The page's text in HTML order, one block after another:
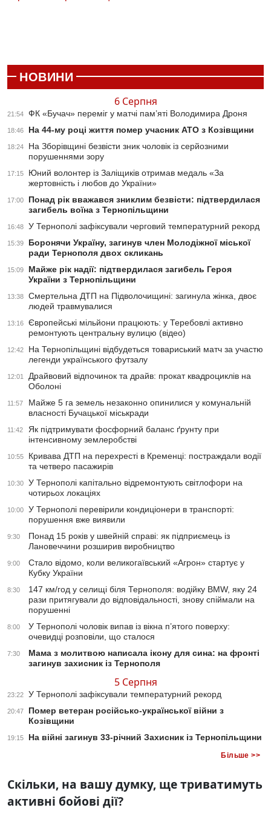
НОВИНИ
6 Серпня
21:54 ФК «Бучач» переміг у матчі пам’яті Володимира Дроня
18:46 На 44-му році життя помер учасник АТО з Козівщини
18:24
На Зборівщині безвісти зник чоловік із серйозними
порушеннями зору
17:15
Юний волонтер із Заліщиків отримав медаль «За
жертовність і любов до України»
17:00
Понад рік вважався зниклим безвісти: підтвердилася
загибель воїна з Тернопільщини
16:48 У Тернополі зафіксували черговий температурний рекорд
15:39
Боронячи Україну, загинув член Молодіжної міської
ради Тернополя двох скликань
15:09
Майже рік надії: підтвердилася загибель Героя
України з Тернопільщини
13:38
Смертельна ДТП на Підволочищині: загинула жінка, двоє
людей травмувалися
13:16
Європейські мільйони працюють: у Теребовлі активно
ремонтують центральну вулицю (відео)
12:42
На Тернопільщині відбудеться товариський матч за участю
легенди українського футзалу
12:01
Драйвовий відпочинок та драйв: прокат квадроциклів на
Оболоні
11:57
Майже 5 га земель незаконно опинилися у комунальній
власності Бучацької міськради
11:42
Як підтримувати фосфорний баланс ґрунту при
інтенсивному землеробстві
10:55
Кривава ДТП на перехресті в Кременці: постраждали водії
та четверо пасажирів
10:30
У Тернополі капітально відремонтують світлофори на
чотирьох локаціях
10:00
У Тернополі перевірили кондиціонери в транспорті:
порушення вже виявили
9:30
Понад 15 років у швейній справі: як підприємець із
Лановеччини розширив виробництво
9:00
Стало відомо, коли великогаївський «Агрон» стартує у
Кубку України
8:30
147 км/год у селищі біля Тернополя: водійку BMW, яку 24
рази притягували до відповідальності, знову спіймали на
порушенні
8:00
У Тернополі чоловік випав із вікна п’ятого поверху:
очевидці розповіли, що сталося
7:30
Мама з молитвою написала ікону для сина: на фронті
загинув захисник із Тернополя
5 Серпня
23:22 У Тернополі зафіксували температурний рекорд
20:47
Помер ветеран російсько-української війни з
Козівщини
19:15 На війні загинув 33-річний Захисник із Тернопільщини
Більше >>
Скільки, на вашу думку, ще триватимуть
активні бойові дії?